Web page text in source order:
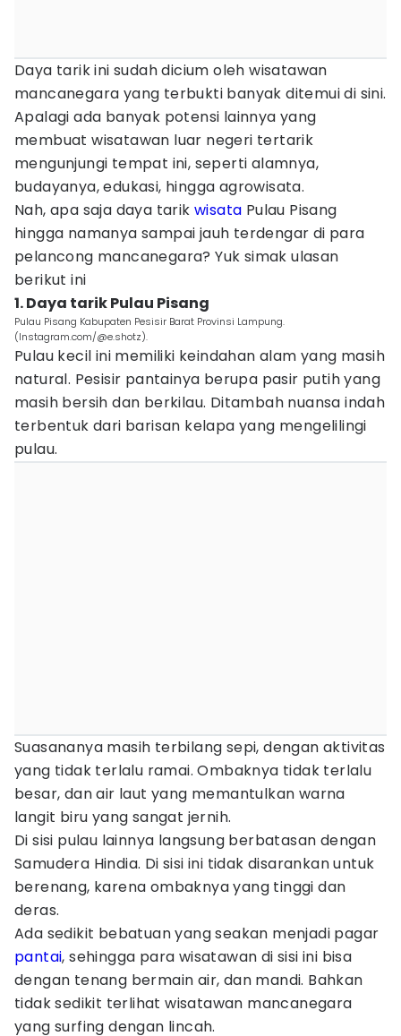
Daya tarik ini sudah dicium oleh wisatawan
mancanegara yang terbukti banyak ditemui di sini.
Apalagi ada banyak potensi lainnya yang
membuat wisatawan luar negeri tertarik
mengunjungi tempat ini, seperti alamnya,
budayanya, edukasi, hingga agrowisata.
Nah, apa saja daya tarik wisata Pulau Pisang
hingga namanya sampai jauh terdengar di para
pelancong mancanegara? Yuk simak ulasan
berikut ini
1. Daya tarik Pulau Pisang
Pulau Pisang Kabupaten Pesisir Barat Provinsi Lampung.
(Instagram.com/@e.shotz).
Pulau kecil ini memiliki keindahan alam yang masih
natural. Pesisir pantainya berupa pasir putih yang
masih bersih dan berkilau. Ditambah nuansa indah
terbentuk dari barisan kelapa yang mengelilingi
pulau.
Suasananya masih terbilang sepi, dengan aktivitas
yang tidak terlalu ramai. Ombaknya tidak terlalu
besar, dan air laut yang memantulkan warna
langit biru yang sangat jernih.
Di sisi pulau lainnya langsung berbatasan dengan
Samudera Hindia. Di sisi ini tidak disarankan untuk
berenang, karena ombaknya yang tinggi dan
deras.
Ada sedikit bebatuan yang seakan menjadi pagar
pantai, sehingga para wisatawan di sisi ini bisa
dengan tenang bermain air, dan mandi. Bahkan
tidak sedikit terlihat wisatawan mancanegara
yang surfing dengan lincah.